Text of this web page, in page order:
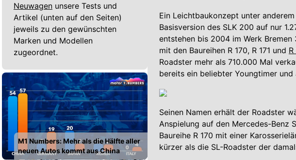
Neuwagen unsere Tests und
Artikel (unten auf den Seiten)
jeweils zu den gewünschten
Marken und Modellen
zugeordnet.
M1 Numbers: Mehr als die Hälfte aller
neuen Autos kommt aus China
Ein Leichtbaukonzept unter
Basisversion des SLK 200 auf nur
entstehen bis 2004 im Werk Bremen
mit den Baureihen R 170, R 171 und R
Roadster mehr als 710.000 Mal
bereits ein beliebter Youngtimer
Seinen Namen erhält der Roadster
Anspielung auf den Mercedes-Benz
Baureihe R 170 mit einer
kürzer als die SL-Roadster der